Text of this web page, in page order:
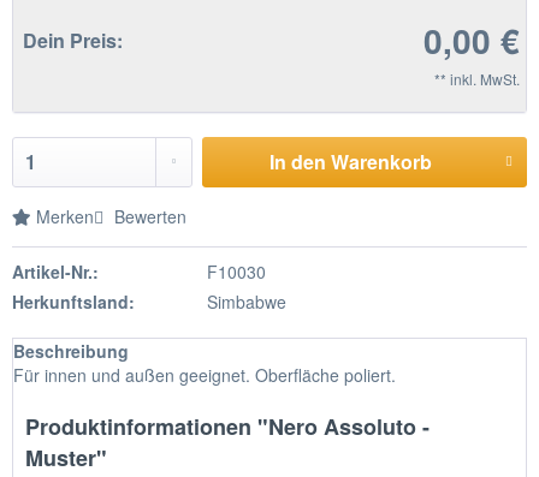
Dein Preis: 0,00 €
** inkl. MwSt.
In den Warenkorb
Merken Bewerten
Artikel-Nr.:
F10030
Herkunftsland:
Simbabwe
Beschreibung
Für innen und außen geeignet. Oberfläche poliert.
Produktinformationen "Nero Assoluto -
Muster"